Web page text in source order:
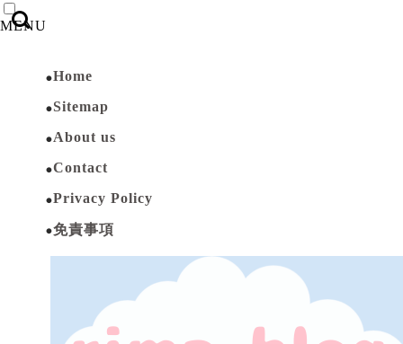
MENU
Home
Sitemap
About us
Contact
Privacy Policy
免責事項